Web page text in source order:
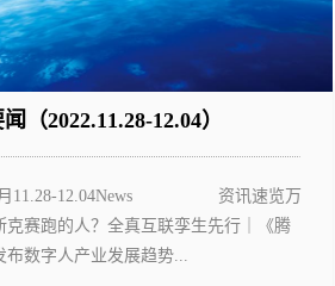
（2022.11.28-12.04）
12月11.28-12.04News 资讯速览万
赛跑的人？全真互联孪生先行｜《腾
数字人产业发展趋势...